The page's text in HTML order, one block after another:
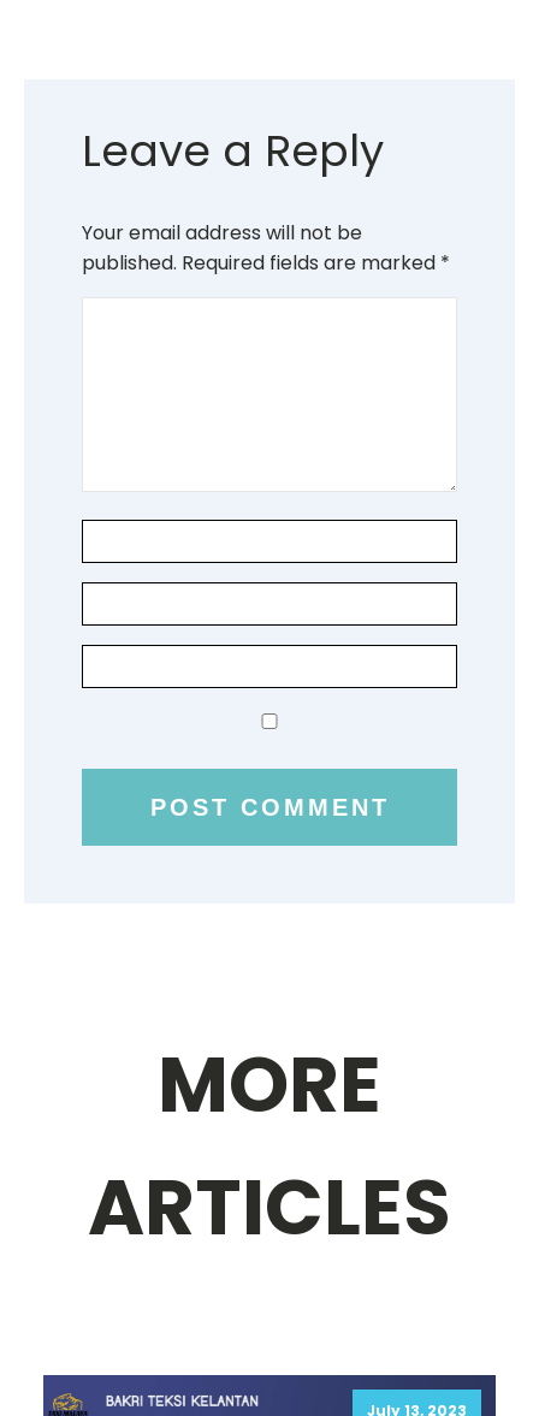
Leave a Reply
Your email address will not be
published. Required fields are marked *
MORE
ARTICLES
July 13, 2023